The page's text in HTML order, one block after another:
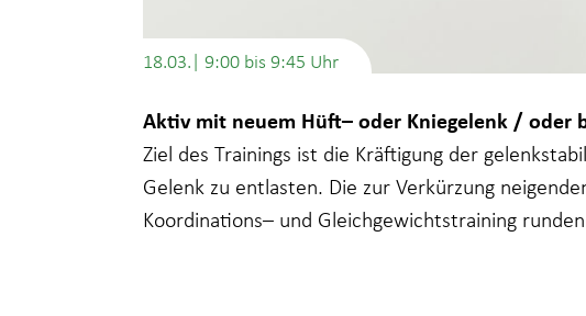
18.03.| 9:00 bis 9:45
Aktiv mit neuem Hüft– oder Kniegelenk / oder
Ziel des Trainings ist die Kräftigung der
Gelenk zu entlasten. Die zur Verkürzung
Koordinations– und Gleichgewichtstraining